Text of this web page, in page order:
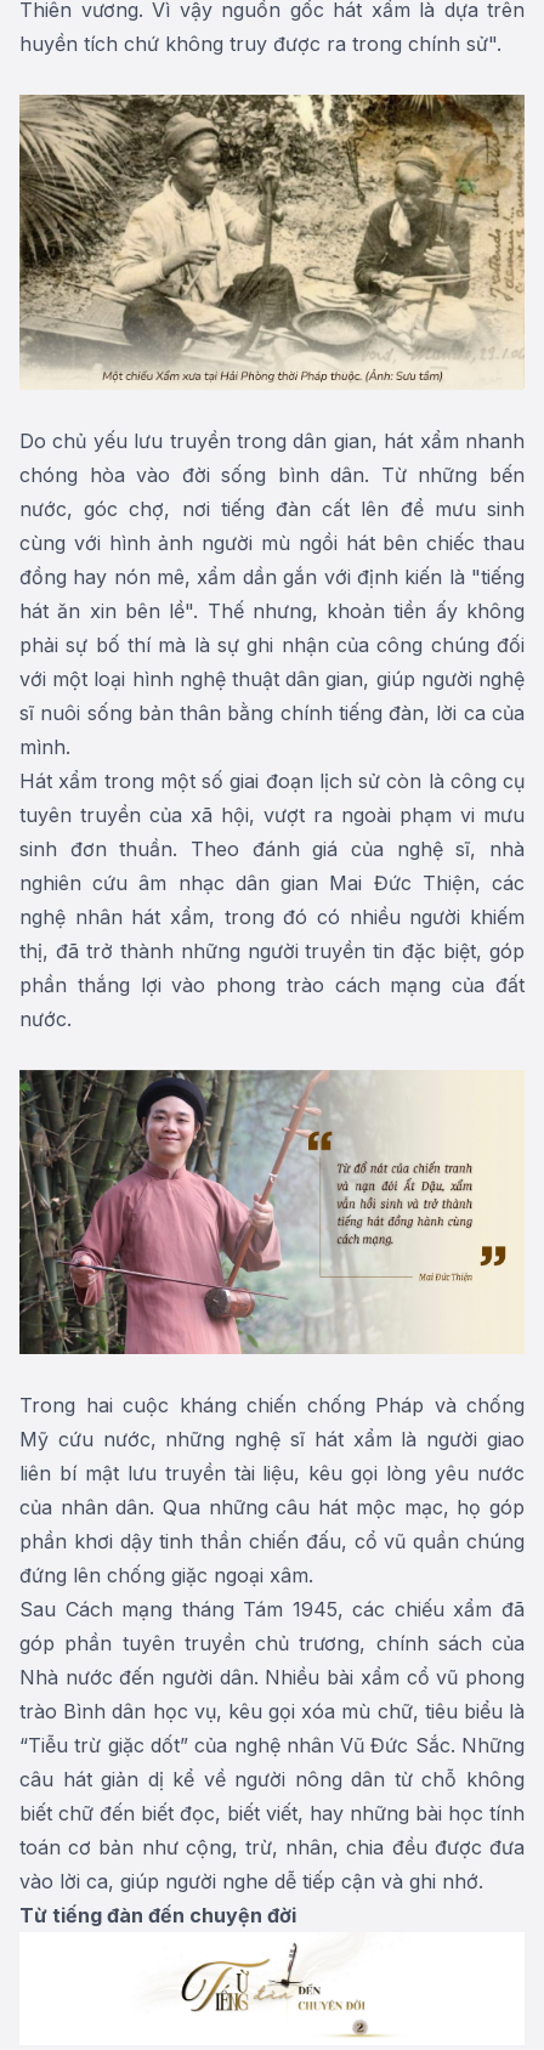
Thiên vương. Vì vậy nguồn gốc hát xẩm là dựa trên
huyền tích chứ không truy được ra trong chính sử".
Do chủ yếu lưu truyền trong dân gian, hát xẩm nhanh
chóng hòa vào đời sống bình dân. Từ những bến
nước, góc chợ, nơi tiếng đàn cất lên để mưu sinh
cùng với hình ảnh người mù ngồi hát bên chiếc thau
đồng hay nón mê, xẩm dần gắn với định kiến là "tiếng
hát ăn xin bên lề". Thế nhưng, khoản tiền ấy không
phải sự bố thí mà là sự ghi nhận của công chúng đối
với một loại hình nghệ thuật dân gian, giúp người nghệ
sĩ nuôi sống bản thân bằng chính tiếng đàn, lời ca của
mình.
Hát xẩm trong một số giai đoạn lịch sử còn là công cụ
tuyên truyền của xã hội, vượt ra ngoài phạm vi mưu
sinh đơn thuần. Theo đánh giá của nghệ sĩ, nhà
nghiên cứu âm nhạc dân gian Mai Đức Thiện, các
nghệ nhân hát xẩm, trong đó có nhiều người khiếm
thị, đã trở thành những người truyền tin đặc biệt, góp
phần thắng lợi vào phong trào cách mạng của đất
nước.
Trong hai cuộc kháng chiến chống Pháp và chống
Mỹ cứu nước, những nghệ sĩ hát xẩm là người giao
liên bí mật lưu truyền tài liệu, kêu gọi lòng yêu nước
của nhân dân. Qua những câu hát mộc mạc, họ góp
phần khơi dậy tinh thần chiến đấu, cổ vũ quần chúng
đứng lên chống giặc ngoại xâm.
Sau Cách mạng tháng Tám 1945, các chiếu xẩm đã
góp phần tuyên truyền chủ trương, chính sách của
Nhà nước đến người dân. Nhiều bài xẩm cổ vũ phong
trào Bình dân học vụ, kêu gọi xóa mù chữ, tiêu biểu là
“Tiễu trừ giặc dốt” của nghệ nhân Vũ Đức Sắc. Những
câu hát giản dị kể về người nông dân từ chỗ không
biết chữ đến biết đọc, biết viết, hay những bài học tính
toán cơ bản như cộng, trừ, nhân, chia đều được đưa
vào lời ca, giúp người nghe dễ tiếp cận và ghi nhớ.
Từ tiếng đàn đến chuyện đời